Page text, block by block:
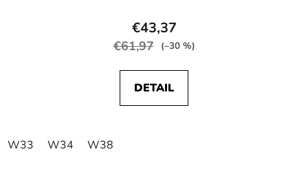
€43,37
€61,97 (–30 %)
DETAIL
W33 W34 W38